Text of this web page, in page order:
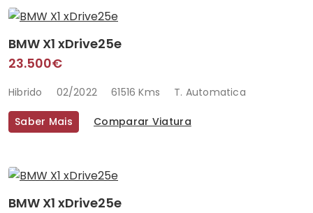
BMW X1 xDrive25e
23.500€
Hibrido 02/2022 61516 Kms T. Automatica
Saber Mais Comparar Viatura
BMW X1 xDrive25e